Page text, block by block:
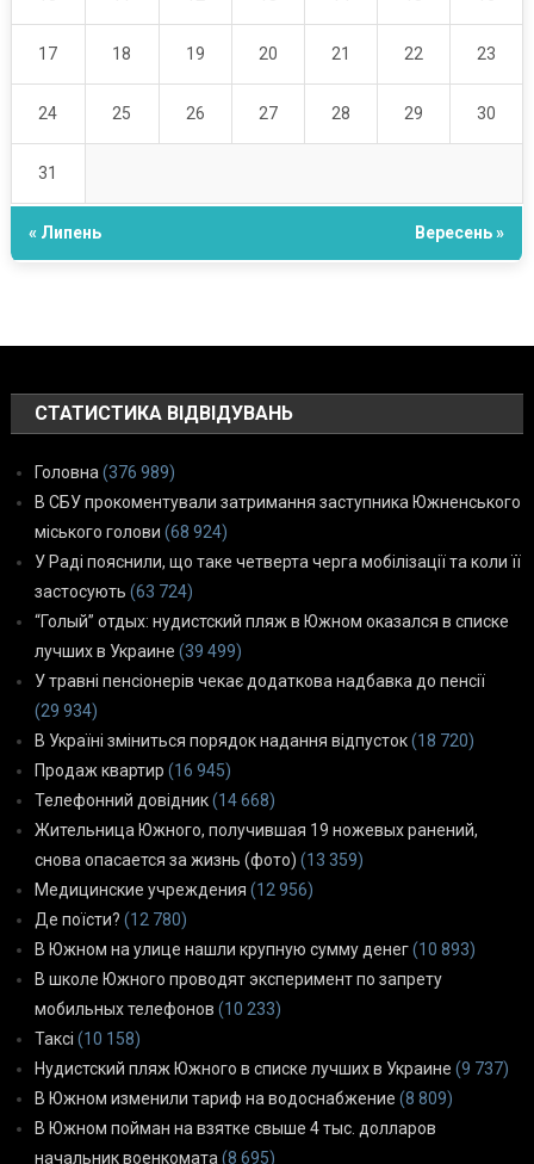
17 18 19 20 21 22 23
24 25 26 27 28 29 30
31
« Липень Вересень »
СТАТИСТИКА ВІДВІДУВАНЬ
Головна (376 989)
В СБУ прокоментували затримання заступника Южненського
міського голови (68 924)
У Раді пояснили, що таке четверта черга мобілізації та коли її
застосують (63 724)
“Голый” отдых: нудистский пляж в Южном оказался в списке
лучших в Украине (39 499)
У травні пенсіонерів чекає додаткова надбавка до пенсії
(29 934)
В Україні зміниться порядок надання відпусток(18 720)
Продаж квартир (16 945)
Телефонний довідник(14 668)
Жительница Южного, получившая 19 ножевых ранений,
снова опасается за жизнь (фото) (13 359)
Медицинские учреждения (12 956)
Де поїсти? (12 780)
В Южном на улице нашли крупную сумму денег(10 893)
В школе Южного проводят эксперимент по запрету
мобильных телефонов (10 233)
Таксі (10 158)
Нудистский пляж Южного в списке лучших в Украине (9 737)
В Южном изменили тариф на водоснабжение (8 809)
В Южном пойман на взятке свыше 4 тыс. долларов
начальник военкомата (8 695)